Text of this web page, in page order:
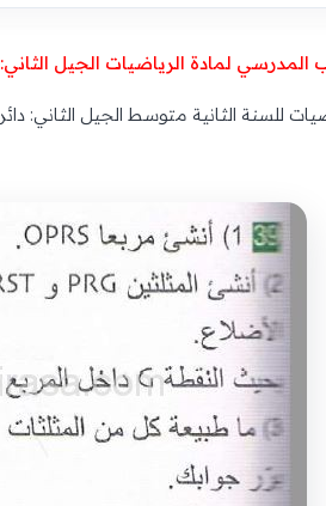
المدرسي لمادة الرياضيات الجيل الثاني: